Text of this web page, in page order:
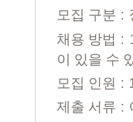
모집 구분 :
채용 방법 :
이 있을 수
모집 인원 :
제출 서류 :